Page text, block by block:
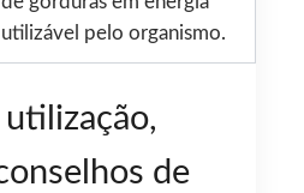
utilizável pelo organismo.
de